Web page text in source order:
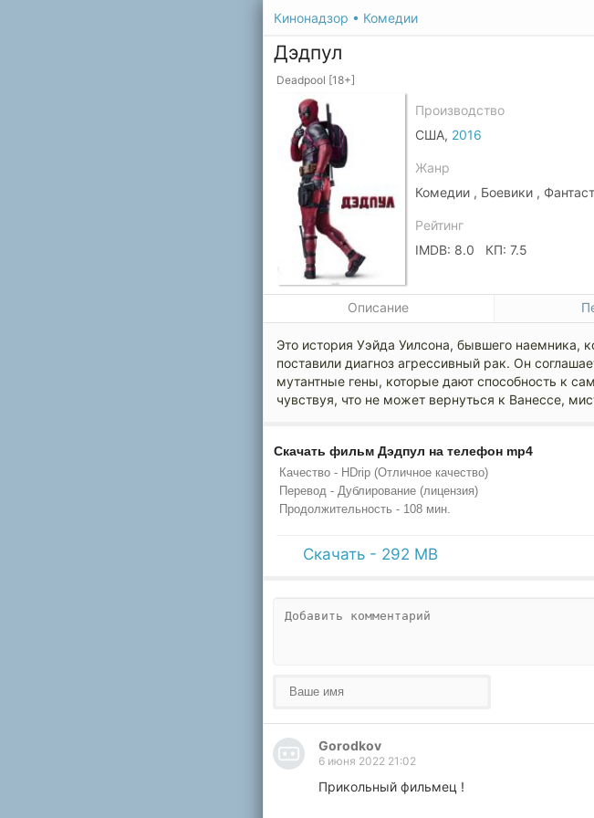
Кинонадзор • Комедии
Дэдпул
Deadpool [18+]
Производство
США, 2016
Жанр
Комедии , Боевики ,
Рейтинг
IMDB: 8.0 КП: 7.5
Описание
Это история Уэйда Уилсона, бывшего
поставили диагноз агрессивный рак. Он
мутантные гены, которые дают способность к
чувствуя, что не может вернуться к Ванессе,
Скачать фильм Дэдпул на телефон mp4
Качество - HDrip (Отличное качество)
Перевод - Дублирование (лицензия)
Продолжительность - 108 мин.
Скачать - 292 MB
Gorodkov
6 июня 2022 21:02
Прикольный фильмец !